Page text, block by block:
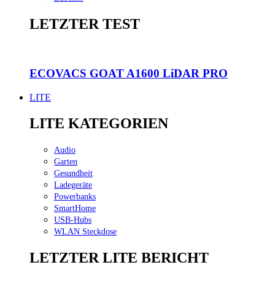
LETZTER TEST
ECOVACS GOAT A1600 LiDAR PRO
LITE
LITE KATEGORIEN
Audio
Garten
Gesundheit
Ladegeräte
Powerbanks
SmartHome
USB-Hubs
WLAN Steckdose
LETZTER LITE BERICHT